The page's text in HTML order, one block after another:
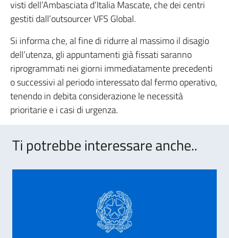
visti dell’Ambasciata d’Italia Mascate, che dei centri
gestiti dall’outsourcer VFS Global.
Si informa che, al fine di ridurre al massimo il disagio
dell’utenza, gli appuntamenti già fissati saranno
riprogrammati nei giorni immediatamente precedenti
o successivi al periodo interessato dal fermo operativo,
tenendo in debita considerazione le necessità
prioritarie e i casi di urgenza.
Ti potrebbe interessare anche..